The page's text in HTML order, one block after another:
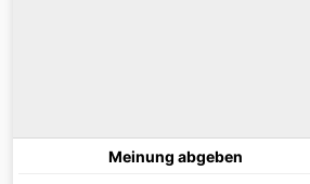
Meinung abgeben